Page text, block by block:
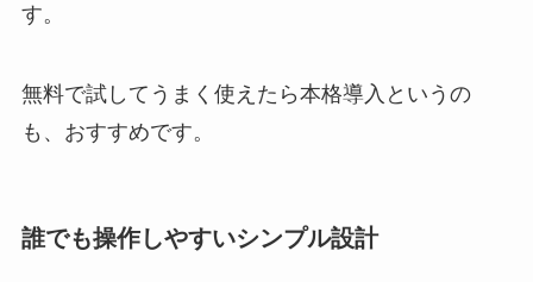
す。
無料で試してうまく使えたら本格導入というの
も、おすすめです。
誰でも操作しやすいシンプル設計